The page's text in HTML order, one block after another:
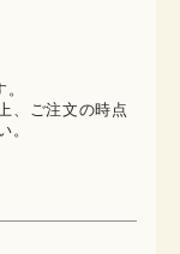
、ご注文の時点
。